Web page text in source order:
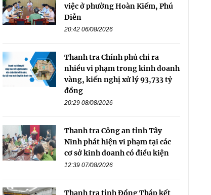
việc ở phường Hoàn Kiếm, Phú
Diễn
20:42 06/08/2026
Thanh tra Chính phủ chỉ ra
nhiều vi phạm trong kinh doanh
vàng, kiến nghị xử lý 93,733 tỷ
đồng
20:29 08/08/2026
Thanh tra Công an tỉnh Tây
Ninh phát hiện vi phạm tại các
cơ sở kinh doanh có điều kiện
12:39 07/08/2026
Thanh tra tỉnh Đồng Tháp kết